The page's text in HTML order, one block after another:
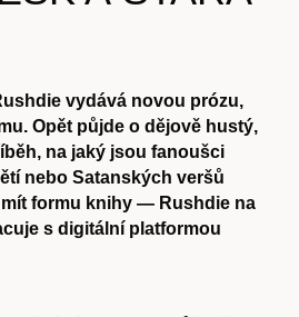
vydává novou prózu,
Opět půjde o dějově hustý,
na jaký jsou fanoušci
nebo Satanských veršů
formu knihy — Rushdie na
s digitální platformou